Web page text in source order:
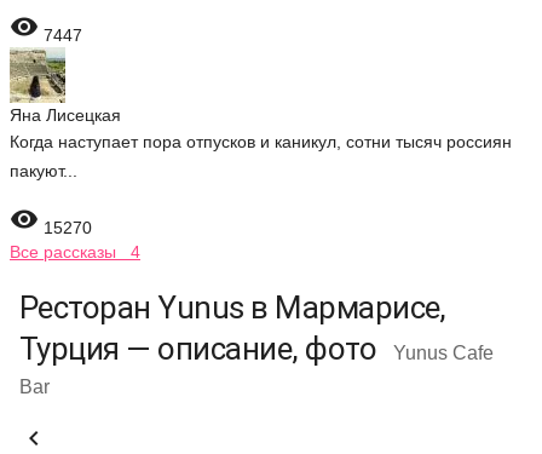
 7447
Яна Лисецкая
Когда наступает пора отпусков и каникул, сотни тысяч россиян
пакуют...
 15270
Все рассказы 4
Ресторан Yunus в Мармарисе,
Турция — описание, фото
Yunus Cafe
Bar
